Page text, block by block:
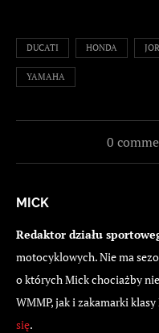
DUCATI HONDA
YAMAHA
0
MICK
Redaktor działu
motocyklowych. Nie ma
o których Mick chociażby
WMMP, jak i zakamarki klasy
się.